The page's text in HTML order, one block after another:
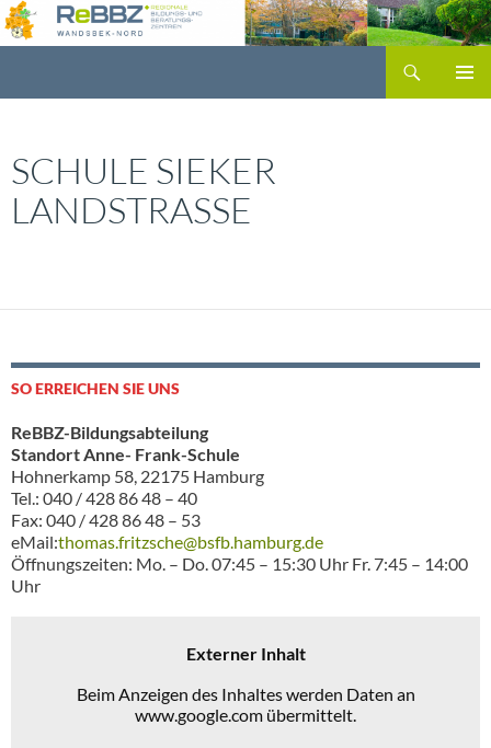
Zum
Inhalt
SCHULE SIEKER
LANDSTRASSE
SO ERREICHEN SIE UNS
ReBBZ-Bildungsabteilung
Standort Anne- Frank-Schule
Hohnerkamp 58, 22175 Hamburg
Tel.: 040 / 428 86 48 – 40
Fax: 040 / 428 86 48 – 53
eMail:thomas.fritzsche@bsfb.hamburg.de
Öffnungszeiten: Mo. – Do. 07:45 – 15:30 Uhr Fr. 7:45 – 14:00
Uhr
Externer Inhalt
Beim Anzeigen des Inhaltes werden Daten an
www.google.com übermittelt.